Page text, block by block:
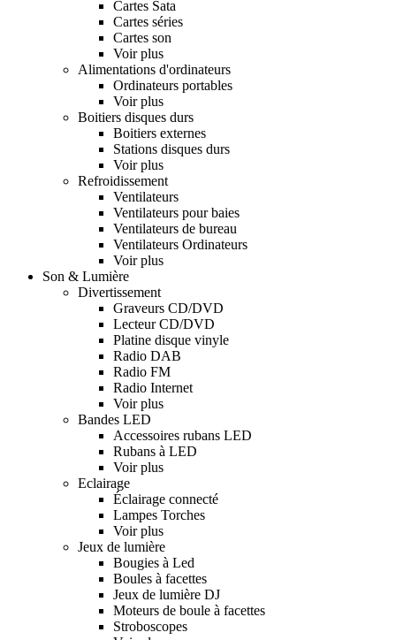
Cartes Sata
Cartes séries
Cartes son
Voir plus
Alimentations d'ordinateurs
Ordinateurs portables
Voir plus
Boitiers disques durs
Boitiers externes
Stations disques durs
Voir plus
Refroidissement
Ventilateurs
Ventilateurs pour baies
Ventilateurs de bureau
Ventilateurs Ordinateurs
Voir plus
Son & Lumière
Divertissement
Graveurs CD/DVD
Lecteur CD/DVD
Platine disque vinyle
Radio DAB
Radio FM
Radio Internet
Voir plus
Bandes LED
Accessoires rubans LED
Rubans à LED
Voir plus
Eclairage
Éclairage connecté
Lampes Torches
Voir plus
Jeux de lumière
Bougies à Led
Boules à facettes
Jeux de lumière DJ
Moteurs de boule à facettes
Stroboscopes